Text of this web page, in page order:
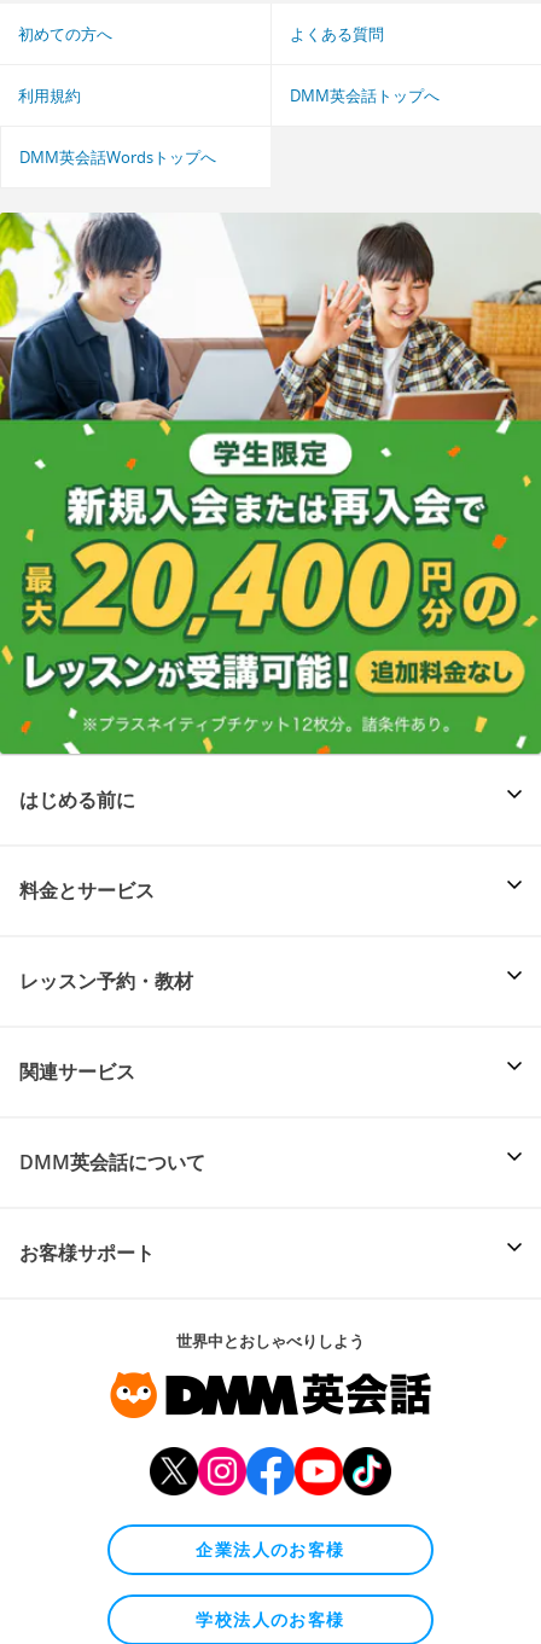
初めての方へ よくある質問
利用規約 DMM英会話トップへ
DMM英会話Wordsトップへ
はじめる前に
料金とサービス
レッスン予約・教材
関連サービス
DMM英会話について
お客様サポート
世界中とおしゃべりしよう
企業法人のお客様
学校法人のお客様